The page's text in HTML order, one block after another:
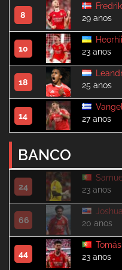
8
29 anos
10
23 anos
18
25 anos
14
27 anos
BANCO
24
23 anos
66
20 anos
44
23 anos